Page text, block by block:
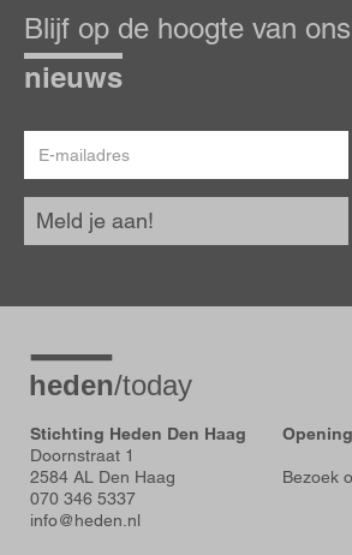
op
de
hoogte
Blijf op de hoogte van
nieuws
mailadres
Meld je aan!
Stichting Heden Den Haag
Doornstraat 1
2584 AL Den Haag
070 346 5337
info@heden.nl
Bezoek